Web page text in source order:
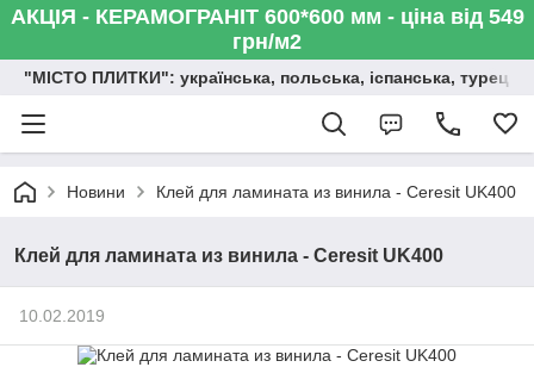
АКЦІЯ - КЕРАМОГРАНІТ 600*600 мм - ціна від 549
грн/м2
"МІСТО ПЛИТКИ": українська, польська, іспанська,
Новини Клей для ламината из винила - Ceresit UK400
Клей для ламината из винила - Ceresit UK400
10.02.2019